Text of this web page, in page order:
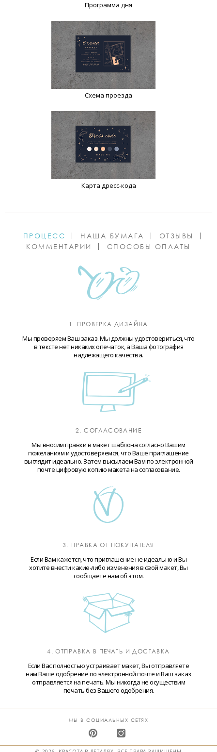
Программа дня
Схема проезда
Карта дресс-кода
ПРОЦЕСС НАША БУМАГА
ОТЗЫВЫ
КОММЕНТАРИИ
СПОСОБЫ ОПЛАТЫ
1. ПРОВЕРКА ДИЗАЙНА
Мы проверяем Ваш заказ. Мы должны удостовериться, что
в тексте нет никаких опечаток, а Ваша фотография
надлежащего качества.
2. СОГЛАСОВАНИЕ
Мы вносим правки в макет шаблона согласно Вашим
пожеланиям и удостоверяемся, что Ваше приглашение
выглядит идеально. Затем высылаем Вам по электронной
почте цифровую копию макета на согласование.
3. ПРАВКА ОТ ПОКУПАТЕЛЯ
Если Вам кажется, что приглашение не идеально и Вы
хотите внести какие-либо изменения в свой макет, Вы
сообщаете нам об этом.
4. ОТПРАВКА В ПЕЧАТЬ И ДОСТАВКА
Если Вас полностью устраивает макет, Вы отправляете
нам Ваше одобрение по электронной почте и Ваш заказ
отправляется на печать. Мы никогда не осуществим
печать без Вашего одобрения.
МЫ В СОЦИАЛЬНЫХ СЕТЯХ